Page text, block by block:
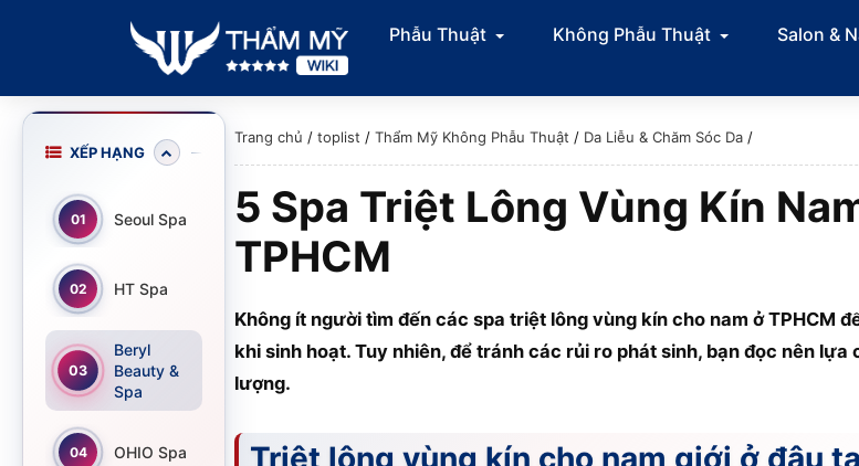
Phẫu Thuật Không Phẫu Thuật Salon &
XẾP HẠNG
01 Seoul Spa
02 HT Spa
03
Beryl
Beauty &
Spa
04 OHIO Spa
Trang chủ / toplist / Thẩm Mỹ Không Phẫu Thuật / Da Liễu & Chăm Sóc Da /
5 Spa Triệt Lông Vùng Kín
TPHCM
Không ít người tìm đến các spa triệt lông vùng kín cho nam ở TPHCM
khi sinh hoạt. Tuy nhiên, để tránh các rủi ro phát sinh, bạn đọc nên
lượng.
Triệt lông vùng kín cho nam giới ở đâu